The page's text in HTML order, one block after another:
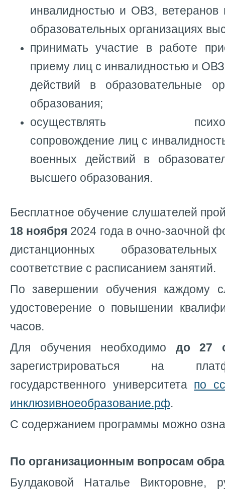
инвалидностью и ОВЗ, ветеранов
образовательных организациях
принимать участие в работе
приему лиц с инвалидностью и
действий в образовательные
образования;
осуществлять психолого-
сопровождение лиц с
военных действий в
высшего образования.
Бесплатное обучение слушателей
18 ноября 2024 года в очно-заочной
дистанционных
соответствие с расписанием занятий.
По завершении обучения каждому
удостоверение о повышении
часов.
Для обучения необходимо до 27
зарегистрироваться на
государственного университета по
инклюзивноеобразование.рф.
С содержанием программы можно
По организационным вопросам
Булдаковой Наталье Викторовне,